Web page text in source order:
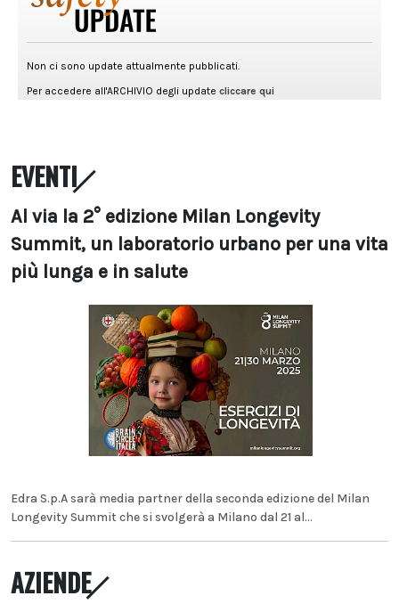
EVENTI
Al via la 2° edizione Milan Longevity
Summit, un laboratorio urbano per una vita
più lunga e in salute
Edra S.p.A sarà media partner della seconda edizione del Milan
Longevity Summit che si svolgerà a Milano dal 21 al...
AZIENDE